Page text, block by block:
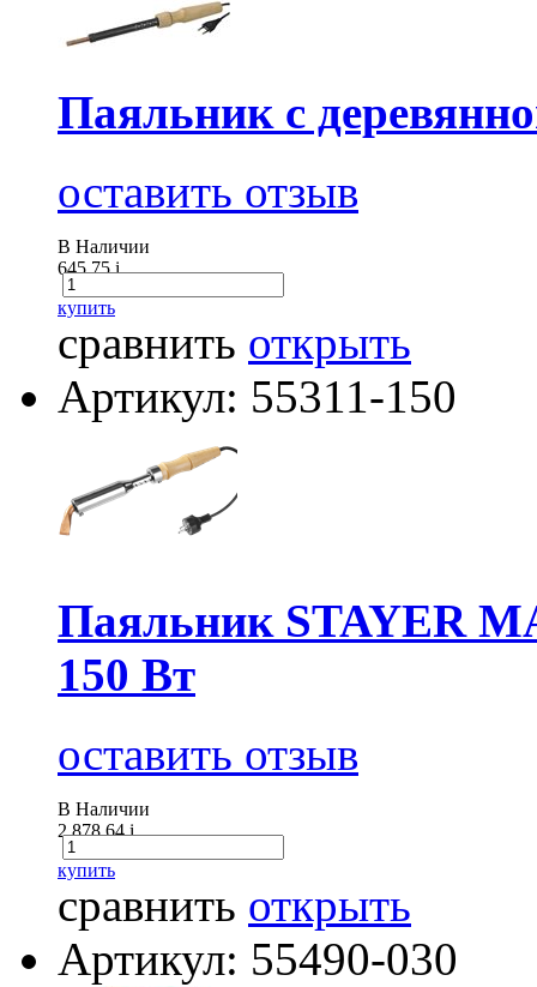
Паяльник с
оставить отзыв
В Наличии
645.75i
купить
сравнить открыть
Артикул: 55311-150
Паяльник STAYER
150 Вт
оставить отзыв
В Наличии
2 878.64i
купить
сравнить открыть
Артикул: 55490-030